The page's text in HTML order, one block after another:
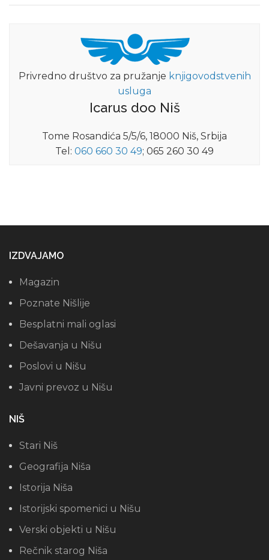
Privredno društvo za pružanje knjigovodstvenih
usluga
Icarus doo Niš
Tome Rosandića 5/5/6, 18000 Niš, Srbija
Tel: 060 660 30 49; 065 260 30 49
IZDVAJAMO
Magazin
Poznate Nišlije
Besplatni mali oglasi
Dešavanja u Nišu
Poslovi u Nišu
Javni prevoz u Nišu
NIŠ
Stari Niš
Geografija Niša
Istorija Niša
Istorijski spomenici u Nišu
Verski objekti u Nišu
Rečnik starog Niša